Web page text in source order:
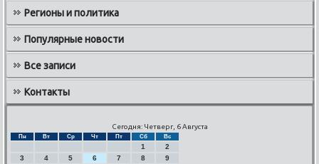
Регионы и политика
Популярные новости
Все записи
Контакты
Сегодня: Четверг, 6 Августа
Пн Вт Ср Чт Пт Сб Вс
1
2
3
4 5 6 7 8
9